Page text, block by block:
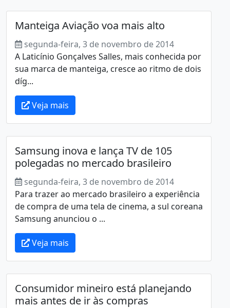
Manteiga Aviação voa mais alto
segunda-feira, 3 de novembro de 2014
A Laticínio Gonçalves Salles, mais conhecida por
sua marca de manteiga, cresce ao ritmo de dois
díg...
Veja mais
Samsung inova e lança TV de 105
polegadas no mercado brasileiro
segunda-feira, 3 de novembro de 2014
Para trazer ao mercado brasileiro a experiência
de compra de uma tela de cinema, a sul coreana
Samsung anunciou o ...
Veja mais
Consumidor mineiro está planejando
mais antes de ir às compras